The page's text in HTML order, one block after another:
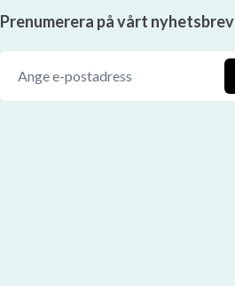
Prenumerera på vårt nyhetsbrev